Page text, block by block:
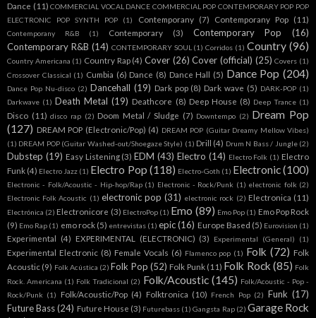
Dance (11) COMMERCIAL VOCAL DANCE COMMERCIAL POP CONTEMPORARY POP POP
ELECTRONIC POP SYNTH POP
(1) Contemporany (7) Contemporany Pop (11)
Contemporany R&B (1) Contemporary (3) Contemporary Pop
(16)
Contemporary R&B (14) CONTEMPORARY SOUL (1) Corridos (1) Country (96)
Country Americana (1) Country Rap (4) Cover (26) Cover (official) (25) Covers (1)
Crossover Classical (1) Cumbia (6) Dance (8) Dance Hall (5) Dance Pop (204)
Dance Pop Nu-disco (2) Dancehall (19) Dark pop (8) Dark wave (5) DARK-POP (1)
Darkwave (1) Death Metal (19) Deathcore (8) Deep House (8) Deep Trance (1)
Disco (11) disco rap (2) Doom Metal / Sludge (7) Downtempo (2) Dream Pop
(127) DREAM POP (Electronic/Pop) (4) DREAM POP (Guitar Dreamy Mellow Vibes)
(1) DREAM POP (Guitar Washed-out/Shoegaze Style) (1) Drill (4) Drum N Bass / Jungle (2)
Dubstep (19) Easy Listening (3) EDM (43) Electro (14) Electro Folk (1) Electro
Funk (4) Electro Jazz (1) Electro Pop (118) Electro-Goth (1) Electronic(100)
Electronic - Folk/Acoustic - Hip-hop/Rap (1) Electronic - Rock/Punk (1) electronic folk (2)
Electronic Folk Acoustic (1) electronic pop (31) electronic rock (2) Electronica (11)
Electrónica (2) Electronicore (3) ElectroPop (1) Emo (89) Emo Pop (1) Emo Pop Rock
(9) Emo Rap (1) emo rock (5) entrevistas (1) epic (16) Europe Based (5) Eurovision (1)
Experimental (4) EXPERIMENTAL (ELECTRONIC) (3) Experimental (General) (1)
Experimental Electronic (8) Female Vocals (6) Flamenco pop (1) Folk (72) Folk
Acoustic (9) Folk Acústica (2) Folk Pop (52) Folk Punk (11) Folk Rock (85) Folk
Rock. Americana (1) Folk Tradicional (2) Folk/Acoustic (145) Folk/Acoustic - Pop -
Rock/Punk (1) Folk/Acoustic/Pop (4) Folktronica (10) French Pop (2) Funk (17)
Future Bass (24) Future House (3) Futurebass (1) Gangsta Rap (2) Garage Rock